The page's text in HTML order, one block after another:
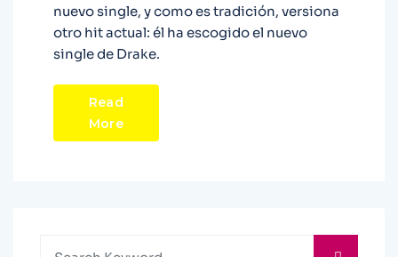
nuevo single, y como es tradición, versiona
otro hit actual: él ha escogido el nuevo
single de Drake.
Read
More